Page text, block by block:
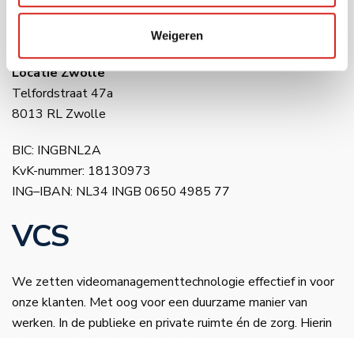
Weigeren
Raasdorperweg 191
1175 KV Amsterdam (Lijnden)
Locatie Zwolle
Telfordstraat 47a
8013 RL Zwolle
BIC: INGBNL2A
KvK-nummer: 18130973
ING–IBAN: NL34 INGB 0650 4985 77
VCS
We zetten videomanagementtechnologie effectief in voor
onze klanten. Met oog voor een duurzame manier van
werken. In de publieke en private ruimte én de zorg. Hierin